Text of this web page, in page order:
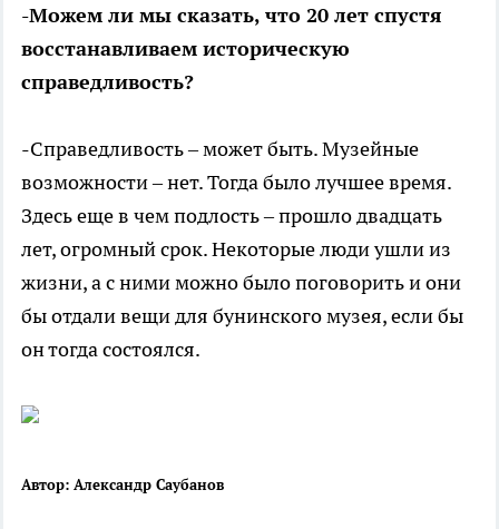
-Можем ли мы сказать, что 20 лет спустя
восстанавливаем историческую
справедливость?
-Справедливость – может быть. Музейные
возможности – нет. Тогда было лучшее время.
Здесь еще в чем подлость – прошло двадцать
лет, огромный срок. Некоторые люди ушли из
жизни, а с ними можно было поговорить и они
бы отдали вещи для бунинского музея, если бы
он тогда состоялся.
Автор: Александр Саубанов